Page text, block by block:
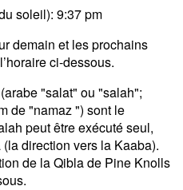
soleil): 9:37 pm
demain et les prochains
ci-dessous.
"salat" ou "salah";
de "namaz ") sont le
peut être exécuté seul,
direction vers la Kaaba).
de la Qibla de Pine Knolls